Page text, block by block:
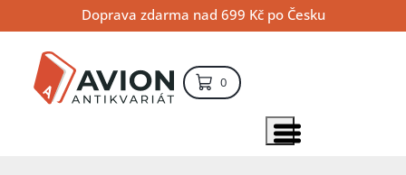
na
obsah
na
navigaci
na
vyhledávání
Doprava zdarma nad 699 Kč po Česku
0položek – košík
Zobrazit položky menu